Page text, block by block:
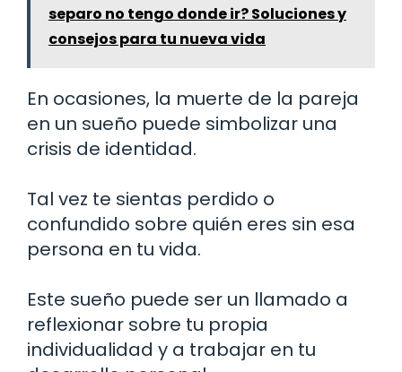
separo no tengo donde ir? Soluciones y
consejos para tu nueva vida
En ocasiones, la muerte de la pareja
en un sueño puede simbolizar una
crisis de identidad.
Tal vez te sientas perdido o
confundido sobre quién eres sin esa
persona en tu vida.
Este sueño puede ser un llamado a
reflexionar sobre tu propia
individualidad y a trabajar en tu